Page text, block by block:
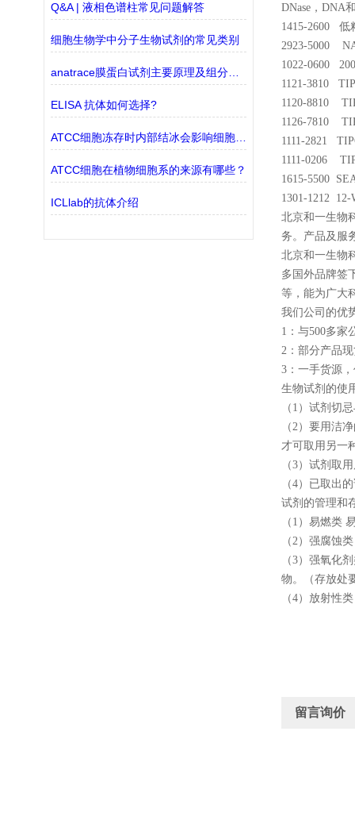
Q&A | 液相色谱柱常见问题解答
细胞生物学中分子生物试剂的常见类别
anatrace膜蛋白试剂主要原理及组分解析
ELISA 抗体如何选择?
ATCC细胞冻存时内部结冰会影响细胞活性吗
ATCC细胞在植物细胞系的来源有哪些？
ICLlab的抗体介绍
DNase，DNA
1415-2600 低
2923-5000
1022-0600
1121-3810
1120-8810
1126-7810
1111-2821
1111-0206
1615-5500
1301-1212
北京和一生物
务。产品及服
北京和一生物
多国外品牌签
等，能为广大
我们公司的优
1：与500多家
2：部分产品
3：一手货源
生物试剂的使
（1）试剂切
（2）要用洁
才可取用另一
（3）试剂取
（4）已取出
试剂的管理和
（1）易燃类
（2）强腐蚀
（3）强氧化
物。（存放处
（4）放射性
留言询价